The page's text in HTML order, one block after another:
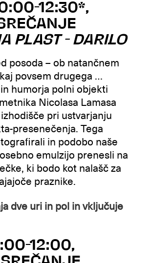
12:30*,
PLAST - DARILO
posoda – ob natančnem
povsem drugega …
humorja polni objekti
Nicolasa Lamasa
pri ustvarjanju
presenečenja. Tega
in podobo naše
emulzijo prenesli na
ki bodo kot nalašč za
praznike.
dve uri in pol in vključuje
12:00,